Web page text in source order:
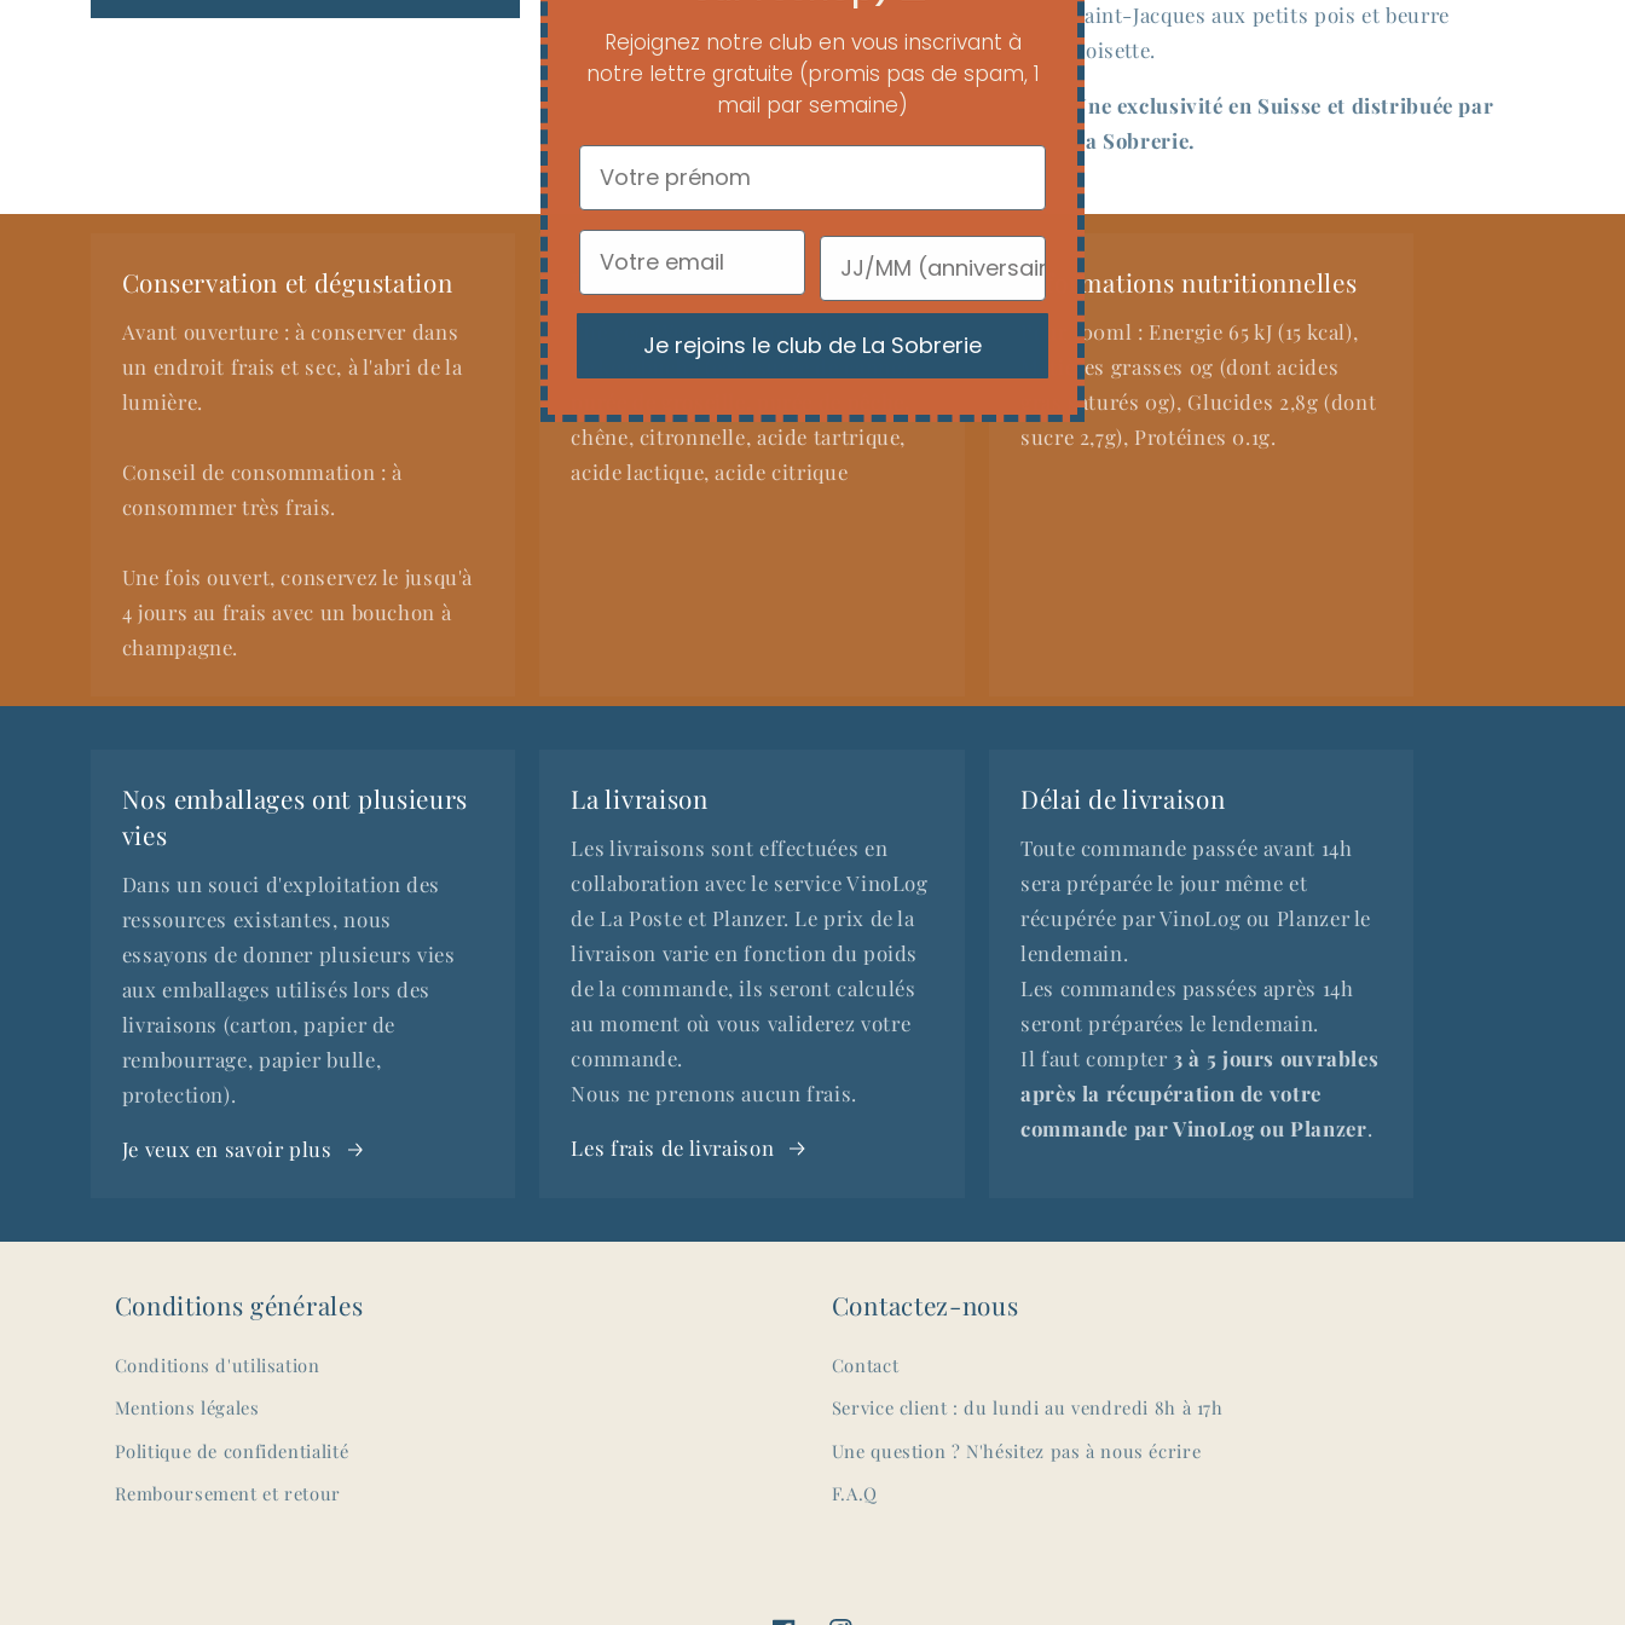
Saint-Jacques aux petits pois et beurre
noisette.
Une exclusivité en Suisse et distribuée par
La Sobrerie.
Conservation et dégustation
Avant ouverture : à conserver dans
un endroit frais et sec, à l'abri de la
lumière.
Conseil de consommation : à
consommer très frais.
Une fois ouvert, conservez le jusqu'à
4 jours au frais avec un bouchon à
champagne.
Ingrédients
Thé vert Wuniuzao Longjing, culture
de kombucha (eau, sucre de canne),
chêne, citronnelle, acide tartrique,
acide lactique, acide citrique
Informations nutritionnelles
Pour 100ml : Energie 65 kJ (15 kcal),
Matières grasses 0g (dont acides
gras saturés 0g), Glucides 2,8g (dont
sucre 2,7g), Protéines 0.1g.
Nos emballages ont plusieurs
vies
Dans un souci d'exploitation des
ressources existantes, nous
essayons de donner plusieurs vies
aux emballages utilisés lors des
livraisons (carton, papier de
rembourrage, papier bulle,
protection).
Je veux en savoir plus
La livraison
Les livraisons sont effectuées en
collaboration avec le service VinoLog
de La Poste et Planzer. Le prix de la
livraison varie en fonction du poids
de la commande, ils seront calculés
au moment où vous validerez votre
commande.
Nous ne prenons aucun frais.
Les frais de livraison
Délai de livraison
Toute commande passée avant 14h
sera préparée le jour même et
récupérée par VinoLog ou Planzer le
lendemain.
Les commandes passées après 14h
seront préparées le lendemain.
Il faut compter 3 à 5 jours ouvrables
après la récupération de votre
commande par VinoLog ou Planzer.
Conditions générales
Conditions d'utilisation
Mentions légales
Politique de confidentialité
Remboursement et retour
Contactez-nous
Contact
Service client : du lundi au vendredi 8h à 17h
Une question ? N'hésitez pas à nous écrire
F.A.Q
Rejoignez notre club en vous inscrivant à
notre lettre gratuite (promis pas de spam, 1
mail par semaine)
Je rejoins le club de La Sobrerie